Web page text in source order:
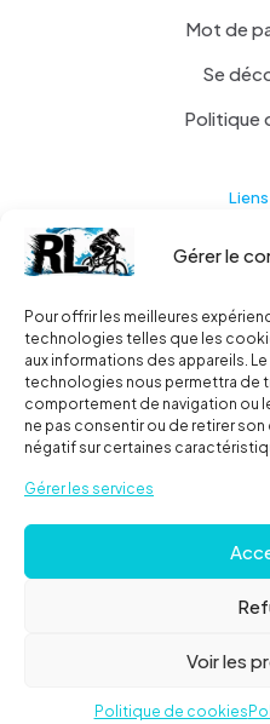
Gérer le
Pour offrir les meilleures
technologies telles que les
aux informations des appareils.
technologies nous permettra de
comportement de navigation ou
ne pas consentir ou de retirer
négatif sur certaines
Gérer les services
Voir les
Politique de cookies
Mot de
Se
Politique
A
Roues libres| Tous